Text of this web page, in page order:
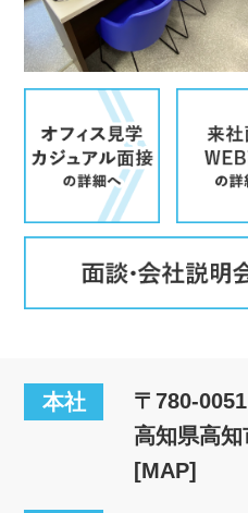
本社
〒780-0051
高知県高
[MAP]